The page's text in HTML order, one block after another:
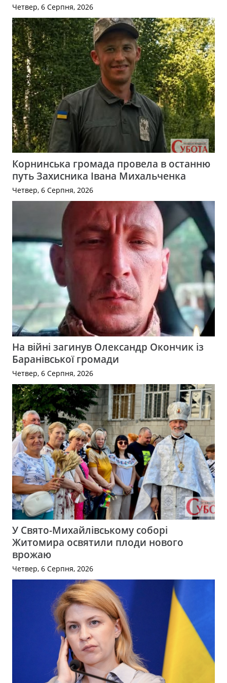
Четвер, 6 Серпня, 2026
Корнинська громада провела в останню
путь Захисника Івана Михальченка
Четвер, 6 Серпня, 2026
На війні загинув Олександр Окончик із
Баранівської громади
Четвер, 6 Серпня, 2026
У Свято-Михайлівському соборі
Житомира освятили плоди нового
врожаю
Четвер, 6 Серпня, 2026